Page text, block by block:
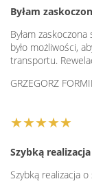
Byłam
Byłam
było możliwości,
transportu.
GRZEGORZ
★★★★★
Szybką
Szybką realizacja